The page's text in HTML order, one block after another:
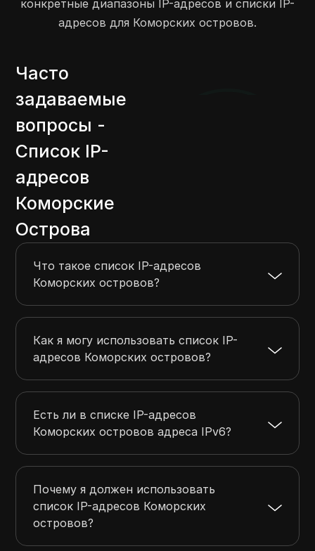
конкретные диапазоны IP-адресов и списки IP-
адресов для Коморских островов.
Часто
задаваемые
вопросы -
Список IP-
адресов
Коморские
Острова
Что такое список IP-адресов
Коморских островов?
Как я могу использовать список IP-
адресов Коморских островов?
Есть ли в списке IP-адресов
Коморских островов адреса IPv6?
Почему я должен использовать
список IP-адресов Коморских
островов?